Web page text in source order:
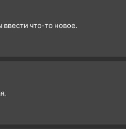
что-то новое.